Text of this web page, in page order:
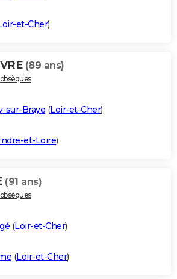
et-Cher)
(89 ans)
sur-Braye (Loir-et-Cher)
et-Loire)
(91 ans)
(Loir-et-Cher)
(Loir-et-Cher)